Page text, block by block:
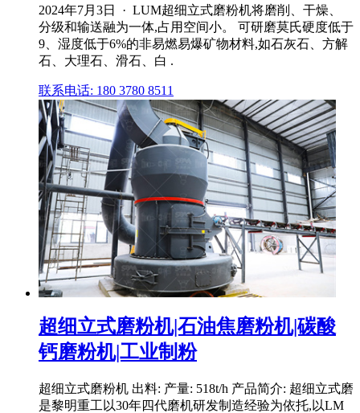
2024年7月3日 · LUM超细立式磨粉机将磨削、干燥、
分级和输送融为一体,占用空间小。 可研磨莫氏硬度低于
9、湿度低于6%的非易燃易爆矿物材料,如石灰石、方解
石、大理石、滑石、白 .
联系电话: 180 3780 8511
超细立式磨粉机|石油焦磨粉机|碳酸
钙磨粉机|工业制粉
超细立式磨粉机 出料: 产量: 518t/h 产品简介: 超细立式磨
是黎明重工以30年四代磨机研发制造经验为依托,以LM